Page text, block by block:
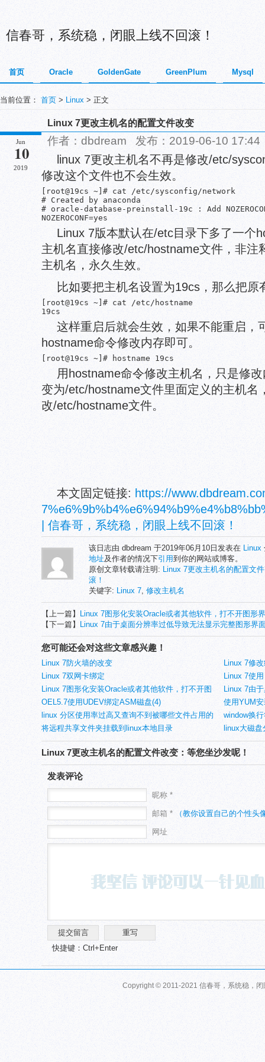
信春哥，系统稳，闭眼上线不回滚！
首页 Oracle GoldenGate GreenPlum Mysql
当前位置： 首页 > Linux > 正文
Linux 7更改主机名的配置文件改变
Jun
10
2019
作者：dbdream 发布：2019-06-10
linux 7更改主机名不再是修改/etc/
修改这个文件也不会生效。
[root@19cs ~]# cat /etc/sysconfig/network
# Created by anaconda
# oracle-database-preinstall-19c : Add
Linux 7版本默认在/etc目录下多了一个
主机名直接修改/etc/hostname文件，非注
主机名，永久生效。
比如要把主机名设置为19cs，那么把
[root@19cs ~]# cat /etc/hostname
这样重启后就会生效，如果不能重启，
hostname命令修改内存即可。
[root@19cs ~]# hostname 19cs
用hostname命令修改主机名，只是修
变为/etc/hostname文件里面定义的主机名
改/etc/hostname文件。
本文固定链接: https://
| 信春哥，系统稳，闭眼上线不回滚！
该日志由 dbdream 于2019年06月10日发表在 Linux
地址及作者的情况下引用到你的网站或博客。
原创文章转载请注明: Linux 7更改主机名的配置文
滚！
关键字: Linux 7, 修改主机名
【上一篇】
Linux 7图形化安装Oracle或者其他软件，打不开图形
【下一篇】
Linux 7由于桌面分辨率过低导致无法显示完整图形界
您可能还会对这些文章感兴趣！
Linux 7防火墙的改变
Linux 7修
Linux 7双网卡绑定
Linux 7使
Linux 7图形化安装Oracle或者其他软件，打不开图
形界面的问题
Linux 7由
界面的问题
OEL5.7使用UDEV绑定ASM磁盘(4)
使用YUM
linux 分区使用率过高又查询不到被哪些文件占用的
问题
window换
将远程共享文件夹挂载到linux本地目录
linux大磁
Linux 7更改主机名的配置文件改变：等您坐沙发呢！
发表评论
昵称 *
邮箱 * （教你设置自己的个性头
网址
快捷键：Ctrl+Enter
Copyright © 2011-2021 信春哥，系统稳，